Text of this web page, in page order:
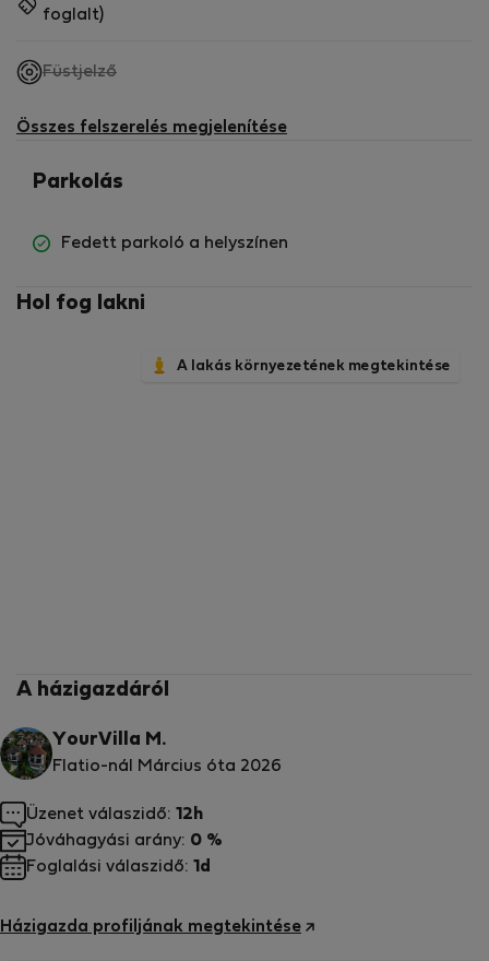
foglalt)
Füstjelző,
elérhető
Összes felszerelés megjelenítése
Parkolás
Fedett parkoló a helyszínen
Hol fog lakni
A lakás környezetének megtekintése
A házigazdáról
YourVilla M.
Flatio-nál Március óta 2026
Házigazda profiljának megtekintése
Üzenet válaszidő: 12h
Jóváhagyási arány: 0 %
Foglalási válaszidő: 1d